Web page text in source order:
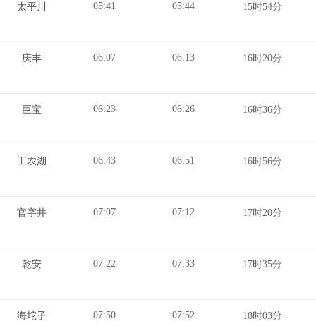
太平川 05:41 05:44 15时54分
庆丰 06:07 06:13 16时20分
巨宝 06:23 06:26 16时36分
工农湖 06:43 06:51 16时56分
官字井 07:07 07:12 17时20分
乾安 07:22 07:33 17时35分
海坨子 07:50 07:52 18时03分